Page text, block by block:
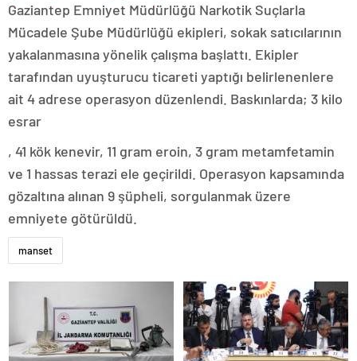
Gaziantep Emniyet Müdürlüğü Narkotik Suçlarla
Mücadele Şube Müdürlüğü ekipleri, sokak satıcılarının
yakalanmasına yönelik çalışma başlattı. Ekipler
tarafından uyuşturucu ticareti yaptığı belirlenenlere
ait 4 adrese operasyon düzenlendi. Baskınlarda; 3 kilo
esrar
, 41 kök kenevir, 11 gram eroin, 3 gram metamfetamin
ve 1 hassas terazi ele geçirildi. Operasyon kapsamında
gözaltına alınan 9 şüpheli, sorgulanmak üzere
emniyete götürüldü.
manset